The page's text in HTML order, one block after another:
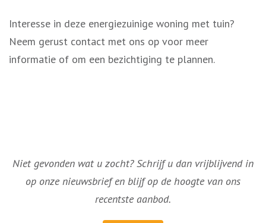
Interesse in deze energiezuinige woning met tuin?
Neem gerust contact met ons op voor meer
informatie of om een bezichtiging te plannen.
Niet gevonden wat u zocht? Schrijf u dan vrijblijvend in
op onze nieuwsbrief en blijf op de hoogte van ons
recentste aanbod.